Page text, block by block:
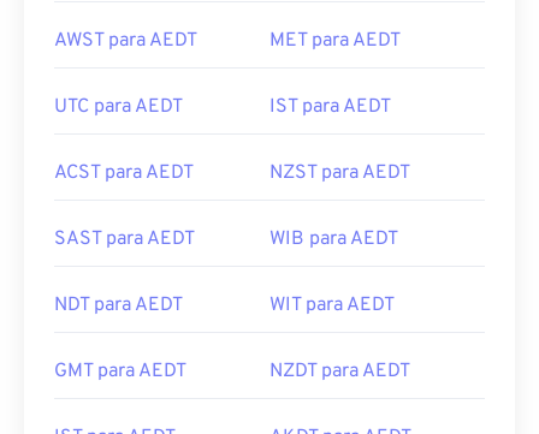
AWST para AEDT MET para AEDT
UTC para AEDT IST para AEDT
ACST para AEDT NZST para AEDT
SAST para AEDT WIB para AEDT
NDT para AEDT WIT para AEDT
GMT para AEDT NZDT para AEDT